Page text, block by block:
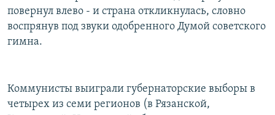
повернул влево - и страна откликнулась, словно
воспрянув под звуки одобренного Думой советского
гимна.
Коммунисты выиграли губернаторские выборы в
четырех из семи регионов (в Рязанской,